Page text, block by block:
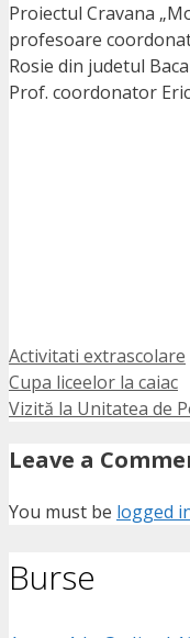
Proiectul Cravana
profesoare
Rosie din judetul
Prof. coordonator
Categories
Activitati extrascolare
Cupa liceelor la caiac
Vizită la Unitatea de
Leave a
You must be logged
Burse